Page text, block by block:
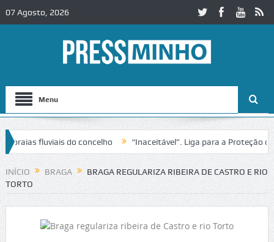
07 Agosto, 2026
Menu
fluviais do concelho “Inaceitável”. Liga para a Proteção da
INÍCIO BRAGA
BRAGA REGULARIZA RIBEIRA DE CASTRO E RIO
TORTO